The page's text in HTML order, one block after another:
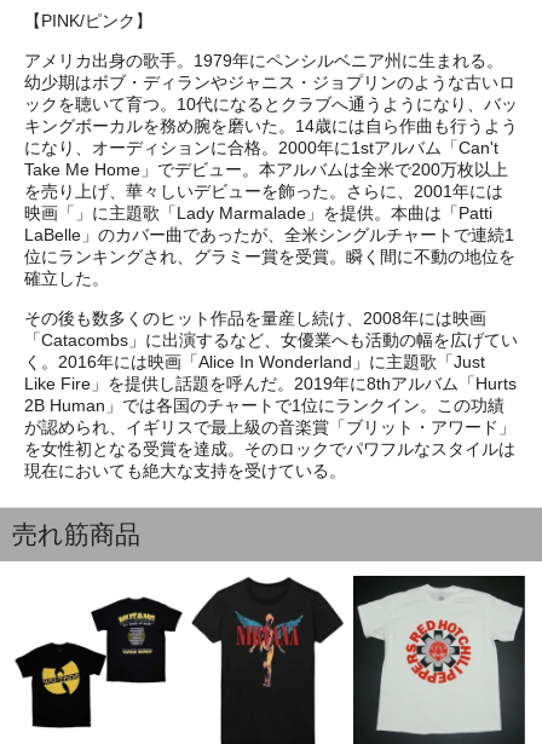
【PINK/ピンク】
アメリカ出身の歌手。1979年にペンシルベニア州に生まれる。
幼少期はボブ・ディランやジャニス・ジョプリンのような古いロ
ックを聴いて育つ。10代になるとクラブへ通うようになり、バッ
キングボーカルを務め腕を磨いた。14歳には自ら作曲も行うよう
になり、オーディションに合格。2000年に1stアルバム「Can't
Take Me Home」でデビュー。本アルバムは全米で200万枚以上
を売り上げ、華々しいデビューを飾った。さらに、2001年には
映画「」に主題歌「Lady Marmalade」を提供。本曲は「Patti
LaBelle」のカバー曲であったが、全米シングルチャートで連続1
位にランキングされ、グラミー賞を受賞。瞬く間に不動の地位を
確立した。
その後も数多くのヒット作品を量産し続け、2008年には映画
「Catacombs」に出演するなど、女優業へも活動の幅を広げてい
く。2016年には映画「Alice In Wonderland」に主題歌「Just
Like Fire」を提供し話題を呼んだ。2019年に8thアルバム「Hurts
2B Human」では各国のチャートで1位にランクイン。この功績
が認められ、イギリスで最上級の音楽賞「ブリット・アワード」
を女性初となる受賞を達成。そのロックでパワフルなスタイルは
現在においても絶大な支持を受けている。
売れ筋商品